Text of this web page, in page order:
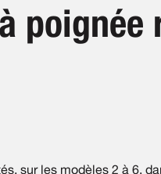
poignée
sur les modèles 2 à 6,